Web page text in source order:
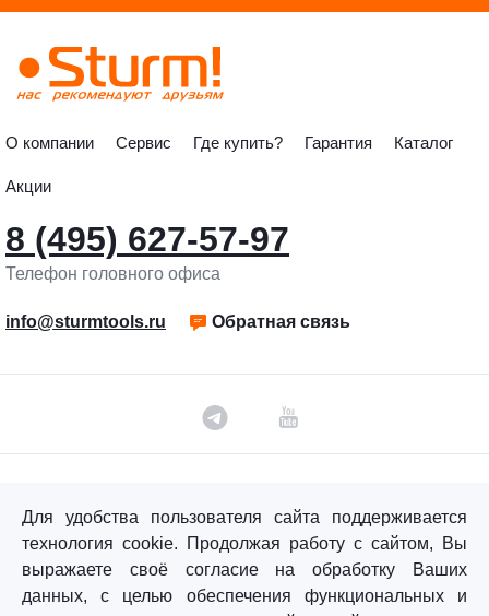
О компании Сервис Где купить? Гарантия Каталог
Акции
8 (495) 627-57-97
Телефон головного офиса
info@sturmtools.ru Обратная связь
Все права защищены.
Политика обработки персональных данных
Согласие на обработку персональных данных
Для удобства пользователя сайта поддерживается
технология cookie. Продолжая работу с сайтом, Вы
выражаете своё согласие на обработку Ваших
данных, с целью обеспечения функциональных и